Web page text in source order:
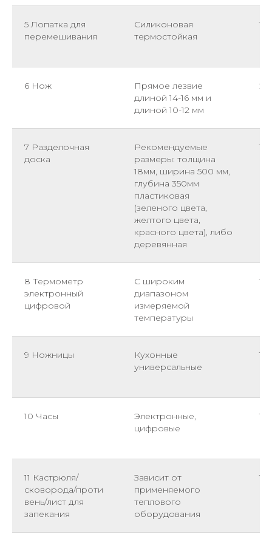
5 Лопатка для
перемешивания
Силиконовая
термостойкая
1
6 Нож
Прямое лезвие
длиной 14-16 мм и
длиной 10-12 мм
2
7 Разделочная
доска
Рекомендуемые
размеры: толщина
18мм, ширина 500 мм,
глубина 350мм
пластиковая
(зеленого цвета,
желтого цвета,
красного цвета), либо
деревянная
1
8 Термометр
электронный
цифровой
С широким
диапазоном
измеряемой
температуры
1
9 Ножницы
Кухонные
универсальные
1
10 Часы
Электронные,
цифровые
1
11 Кастрюля/
сковорода/проти
вень/лист для
запекания
Зависит от
применяемого
теплового
оборудования
1